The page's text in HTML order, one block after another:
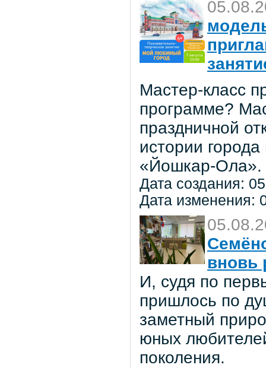
Мастер-класс
программе?
праздничной
истории
«Йошкар-Ола».
Дата создания:
Дата изменения:
вновь
И, судя по
пришлось по
заметный
юных
поколения.